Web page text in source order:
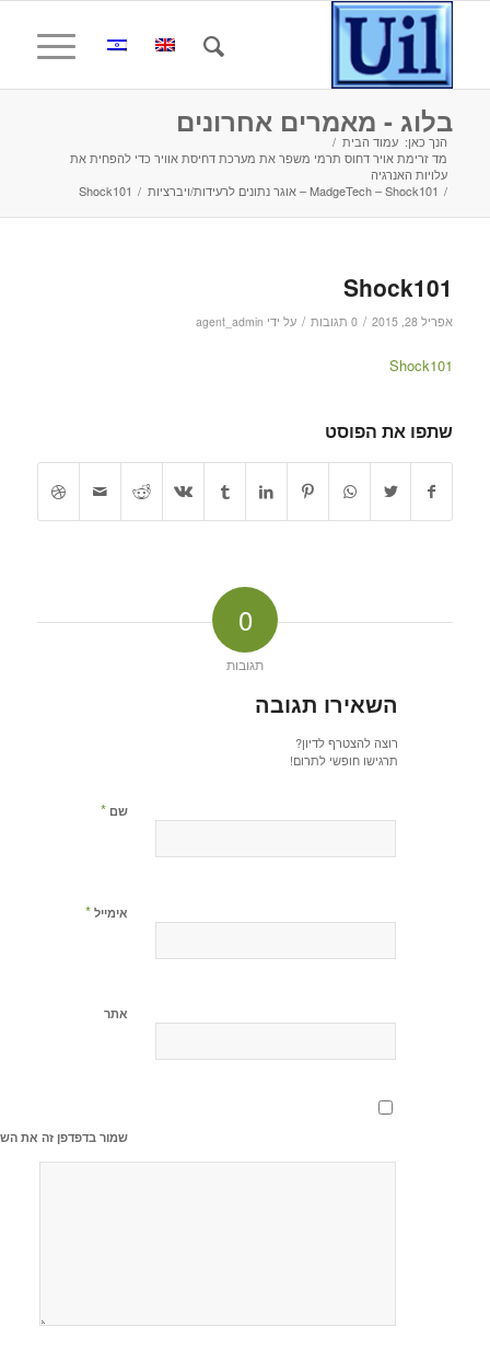
בלוג - מאמרים אחרונים
הנך כאן: עמוד הבית /
מד זרימת אויר דחוס תרמי משפר את מערכת דחיסת אוויר כדי להפחית את
עלויות האנרגיה
/ MadgeTech – Shock101 – אוגר נתונים לרעידות/ויברציות /
Shock101
Shock101
אפריל 28, 2015 / 0 תגובות / על ידי agent_admin
Shock101
שתפו את הפוסט
0
תגובות
השאירו תגובה
רוצה להצטרף לדיון?
תרגישו חופשי לתרום!
שם *
אימייל *
אתר
שמור בדפדפן זה את